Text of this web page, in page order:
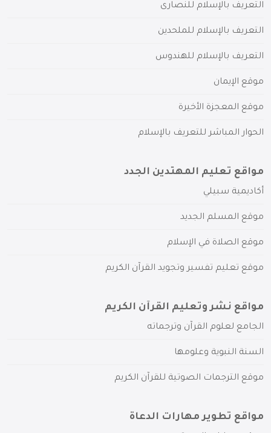
التعريف بالإسلام للنصارى
التعريف بالإسلام للملحدين
التعريف بالإسلام للهندوس
موقع الإيمان
موقع المعجزة الأخيرة
الحوار المباشر للتعريف بالإسلام
مواقع تعليم المهتدين الجدد
أكاديمية سبيلي
موقع المسلم الجديد
موقع الصلاة في الإسلام
موقع تعليم تفسير وتجويد القرآن الكريم
مواقع نشر وتعليم القرآن الكريم
الجامع لعلوم القرآن وترجماته
السنة النبوية وعلومها
موقع الترجمات الصوتية للقرآن الكريم
مواقع تطوير مهارات الدعاة